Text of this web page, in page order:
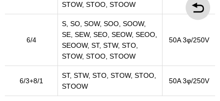
STOW, STOO, STOOW
6/4
S, SO, SOW, SOO, SOOW,
SE, SEW, SEO, SEOW, SEOO,
SEOOW, ST, STW, STO,
STOW, STOO, STOOW
50A 3φ/250V
6/3+8/1
ST, STW, STO, STOW, STOO,
STOOW
50A 3φ/250V